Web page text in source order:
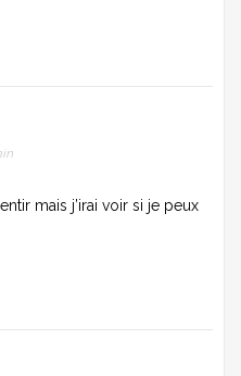
mais j’irai voir si je peux